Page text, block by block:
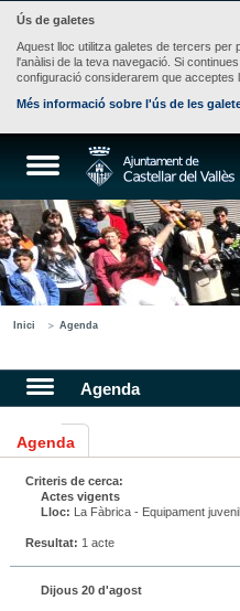
Ús de galetes
Aquest lloc utilitza galetes de tercers
l'anàlisi de la teva navegació. Si
configuració considerarem que acceptes
Més informació sobre l'ús de les
Inici Agenda
Agenda
Agenda
Criteris de cerca:
Actes vigents
Lloc: La Fàbrica - Equipament juvenil
Resultat: 1 acte
Dijous 20 d'agost